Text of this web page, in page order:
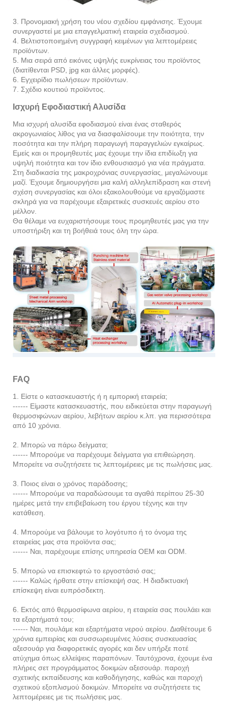
3. Προνομιακή χρήση του νέου σχεδίου εμφάνισης. Έχουμε
συνεργαστεί με μια επαγγελματική εταιρεία σχεδιασμού.
4. Βελτιστοποιημένη συγγραφή κειμένων για λεπτομέρειες
προϊόντων.
5. Μια σειρά από εικόνες υψηλής ευκρίνειας του προϊόντος
(διατίθενται PSD, jpg και άλλες μορφές).
6. Εγχειρίδιο πωλήσεων προϊόντων.
7. Σχέδιο κουτιού προϊόντος.
Ισχυρή Εφοδιαστική Αλυσίδα
Μια ισχυρή αλυσίδα εφοδιασμού είναι ένας σταθερός
ακρογωνιαίος λίθος για να διασφαλίσουμε την ποιότητα, την
ποσότητα και την πλήρη παραγωγή παραγγελιών εγκαίρως.
Εμείς και οι προμηθευτές μας έχουμε την ίδια επιδίωξη για
υψηλή ποιότητα και τον ίδιο ενθουσιασμό για νέα πράγματα.
Στη διαδικασία της μακροχρόνιας συνεργασίας, μεγαλώνουμε
μαζί. Έχουμε δημιουργήσει μια καλή αλληλεπίδραση και στενή
σχέση συνεργασίας και όλοι εξακολουθούμε να εργαζόμαστε
σκληρά για να παρέχουμε εξαιρετικές συσκευές αερίου στο
μέλλον.
Θα θέλαμε να ευχαριστήσουμε τους προμηθευτές μας για την
υποστήριξη και τη βοήθειά τους όλη την ώρα.
FAQ
1. Είστε ο κατασκευαστής ή η εμπορική εταιρεία;
------ Είμαστε κατασκευαστής, που ειδικεύεται στην παραγωγή
θερμοσιφώνων αερίου, λεβήτων αερίου κ.λπ. για περισσότερα
από 10 χρόνια.
2. Μπορώ να πάρω δείγματα;
------ Μπορούμε να παρέχουμε δείγματα για επιθεώρηση.
Μπορείτε να συζητήσετε τις λεπτομέρειες με τις πωλήσεις μας.
3. Ποιος είναι ο χρόνος παράδοσης;
------ Μπορούμε να παραδώσουμε τα αγαθά περίπου 25-30
ημέρες μετά την επιβεβαίωση του έργου τέχνης και την
κατάθεση.
4. Μπορούμε να βάλουμε το λογότυπο ή το όνομα της
εταιρείας μας στα προϊόντα σας;
------ Ναι, παρέχουμε επίσης υπηρεσία OEM και ODM.
5. Μπορώ να επισκεφτώ το εργοστάσιό σας;
------ Καλώς ήρθατε στην επίσκεψή σας. Η διαδικτυακή
επίσκεψη είναι ευπρόσδεκτη.
6. Εκτός από θερμοσίφωνα αερίου, η εταιρεία σας πουλάει και
τα εξαρτήματά του;
------ Ναι, πουλάμε και εξαρτήματα νερού αερίου. Διαθέτουμε 6
χρόνια εμπειρίας και συσσωρευμένες λύσεις συσκευασίας
αξεσουάρ για διαφορετικές αγορές και δεν υπήρξε ποτέ
ατύχημα όπως ελλείψεις παραπόνων. Ταυτόχρονα, έχουμε ένα
πλήρες σετ προγράμματος δοκιμών αξεσουάρ. παροχή
σχετικής εκπαίδευσης και καθοδήγησης, καθώς και παροχή
σχετικού εξοπλισμού δοκιμών. Μπορείτε να συζητήσετε τις
λεπτομέρειες με τις πωλήσεις μας.